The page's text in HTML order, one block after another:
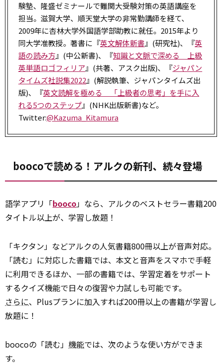
験塾、隆盛ゼミナールで難関大受験対策の英語講座を
担当。滋賀大学、順天堂大学の非常勤講師を経て、
2009年に杏林大学外国語学部助教に就任。2015年より
同大学准教授。著書に『英文解体新書』(研究社)、『英
語の読み方』(中公新書)、『知識と文脈で深める 上級
英単語ロゴフィリア』(共著、アスク出版)、『ジャパン
タイムズ社説集2022』(解説執筆、ジャパンタイムズ出
版)、『英文読解を極める 「上級者の思考」を手に入
れる5つのステップ』(NHK出版新書)など。
Twitter:@Kazuma_Kitamura
boocoで読める！アルクの新刊、続々登場
語学アプリ「booco」なら、アルクのベストセラー書籍200
タイトル以上が、学習し放題！
「キクタン」などアルクの人気書籍800冊以上が音声対応。
「読む」に対応した書籍では、本文と音声をスマホで手軽
に利用できるほか、一部の書籍では、学習定着をサポート
するクイズ機能で日々の復習や力試しも可能です。
さらに、Plusプランに加入すれば200冊以上の書籍が学習し
放題に！
boocoの「読む」 機能では、次のような使い方ができま
す。